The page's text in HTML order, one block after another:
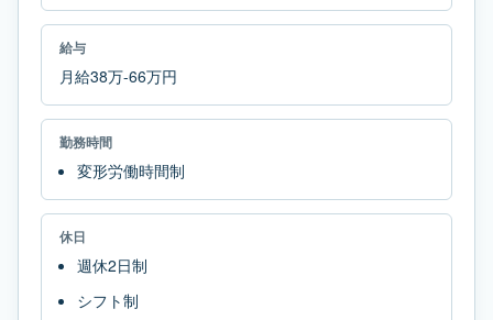
給与
月給38万-66万円
勤務時間
変形労働時間制
休日
週休2日制
シフト制